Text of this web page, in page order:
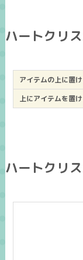
ハートクリ
アイテムの上に置け
上にアイテムを置け
ハートクリ